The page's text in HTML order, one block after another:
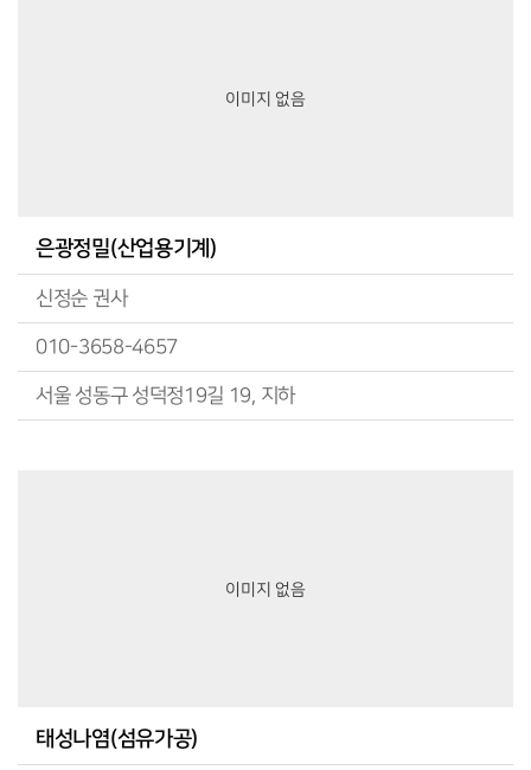
이미지 없음
은광정밀(산업용기계)
신정순 권사
010-3658-4657
서울 성동구 성덕정19길 19, 지하
이미지 없음
태성나염(섬유가공)